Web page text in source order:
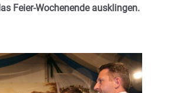
Feier-Wochenende ausklingen.